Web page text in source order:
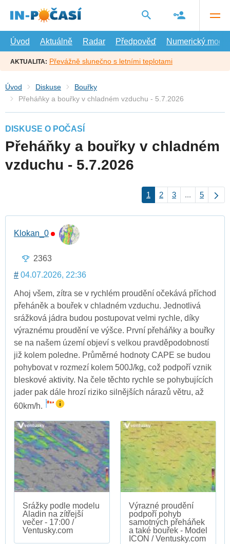
hlavní
Úvod
Aktuálně Radar Předpověď Numerický model
AKTUALITA: Převážně slunečno s letními teplotami
Úvod Diskuse
Bouřky
Přeháňky a bouřky v chladném vzduchu - 5.7.2026
DISKUSE O POČASÍ
Přeháňky a bouřky v chladném
vzduchu - 5.7.2026
1 2 3 ... 5
Klokan_0
2363
# 04.07.2026, 22:36
Ahoj všem, zítra se v rychlém proudění očekává příchod
přeháněk a bouřek v chladném vzduchu. Jednotlivá
srážková jádra budou postupovat velmi rychle, díky
výraznému proudění ve výšce. První přeháňky a bouřky
se na našem území objeví s velkou pravděpodobností
již kolem poledne. Průměrné hodnoty CAPE se budou
pohybovat v rozmezí kolem 500J/kg, což podpoří vznik
bleskové aktivity. Na čele těchto rychle se pohybujících
jader pak dále hrozí riziko silnějších nárazů větru, až
60km/h.
Srážky podle modelu
Aladin na zítřejší
večer - 17:00 /
Ventusky.com
Výrazné proudění
podpoří pohyb
samotných přeháňek
a také bouřek - Model
ICON / Ventusky.com